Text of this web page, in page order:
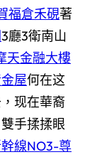
福倉禾硯著
3廳3衛南山
天金融大樓
屋何在这
现在華裔
手揉揉眼
線NO3-尊